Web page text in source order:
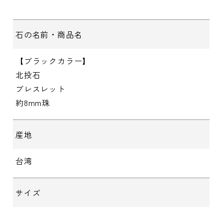
石の名前・商品名
【ブラックカラー】
北投石
ブレスレット
約8mm珠
産地
台湾
サイズ